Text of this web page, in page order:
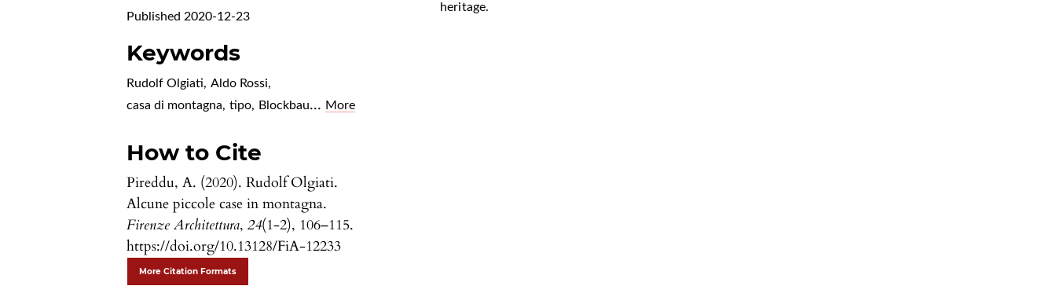
Published 2020-12-23
Keywords
Rudolf Olgiati, Aldo Rossi,
casa di montagna, tipo, Blockbau... More
How to Cite
Pireddu, A. (2020). Rudolf Olgiati.
Alcune piccole case in montagna.
Firenze Architettura,24(1-2), 106–115.
https://doi.org/10.13128/FiA-12233
More Citation Formats
heritage.